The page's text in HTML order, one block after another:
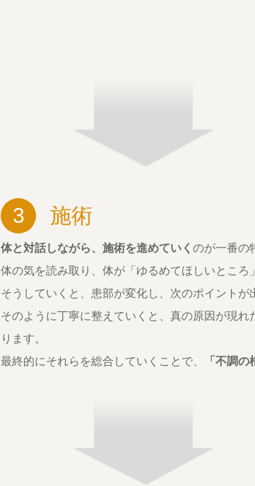
3 施術
体と対話しながら、施術を進めていく のが一番の
体の気を読み取り、体が「ゆるめてほしいところ
そうしていくと、患部が変化し、次のポイントが
そのように丁寧に整えていくと、真の原因が現
ります。
最終的にそれらを総合していくことで、
「不調の